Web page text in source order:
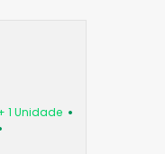
1 Unidade